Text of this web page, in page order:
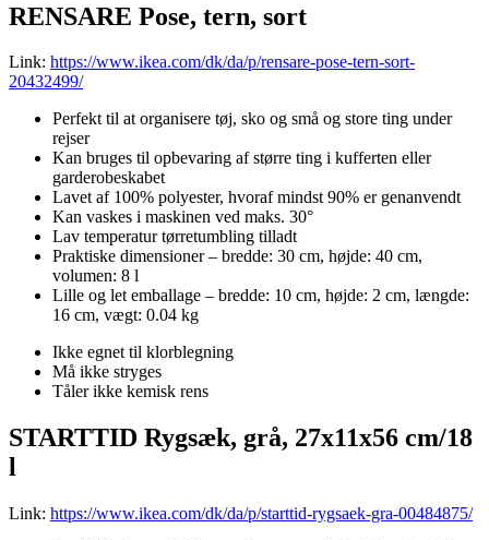
RENSARE Pose, tern, sort
Link: https://www.ikea.com/dk/da/p/rensare-pose-tern-sort-
20432499/
Perfekt til at organisere tøj, sko og små og store ting under
rejser
Kan bruges til opbevaring af større ting i kufferten eller
garderobeskabet
Lavet af 100% polyester, hvoraf mindst 90% er genanvendt
Kan vaskes i maskinen ved maks. 30°
Lav temperatur tørretumbling tilladt
Praktiske dimensioner – bredde: 30 cm, højde: 40 cm,
volumen: 8 l
Lille og let emballage – bredde: 10 cm, højde: 2 cm, længde:
16 cm, vægt: 0.04 kg
Ikke egnet til klorblegning
Må ikke stryges
Tåler ikke kemisk rens
STARTTID Rygsæk, grå, 27x11x56 cm/18
l
Link: https://www.ikea.com/dk/da/p/starttid-rygsaek-gra-00484875/